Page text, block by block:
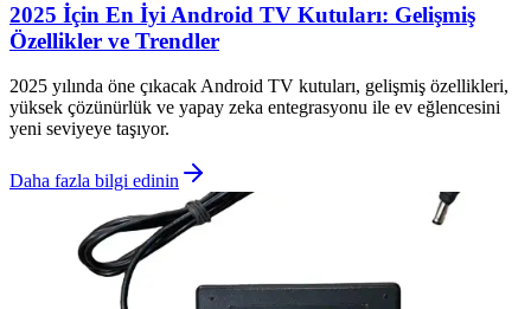
2025 İçin En İyi Android TV Kutuları: Gelişmiş
Özellikler ve Trendler
2025 yılında öne çıkacak Android TV kutuları, gelişmiş özellikleri,
yüksek çözünürlük ve yapay zeka entegrasyonu ile ev eğlencesini
yeni seviyeye taşıyor.
Daha fazla bilgi edinin